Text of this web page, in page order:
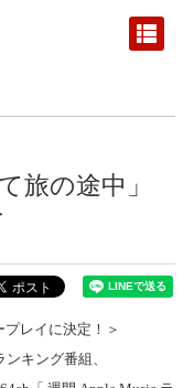
旅の途中」
レイに決定！＞
キング番組、